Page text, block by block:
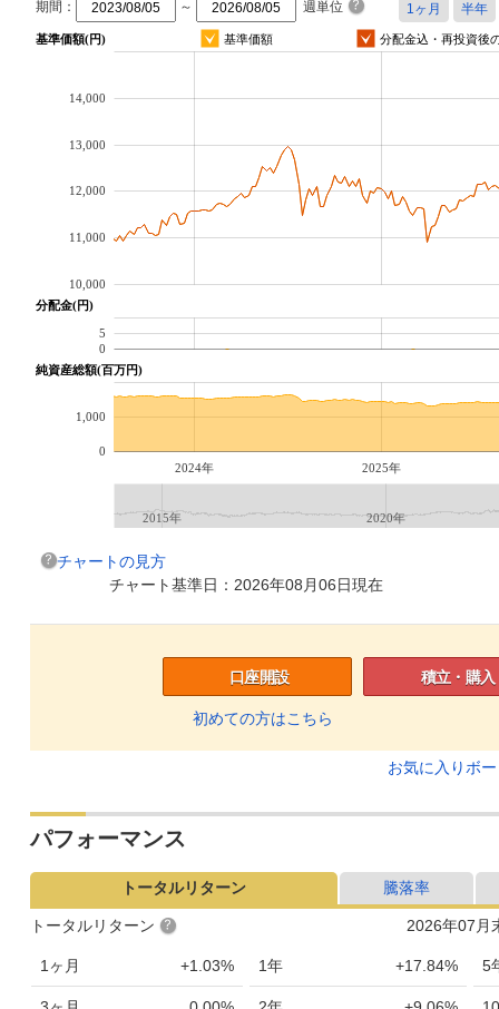
期間： ～ 週単位
基準価額(円) 基準価額 分配金込・再投資後
10,000
11,000
12,000
13,000
14,000
分配金(円)
0
5
純資産総額(百万円)
2024年 2025年
0
1,000
2015年 2020年
チャートの見方
チャート基準日：2026年08月06日現在
口座開設
初めての方はこちら
積立・購入
お気に入りボ
パフォーマンス
トータルリターン 騰落率
2026年07月
トータルリターン
1ヶ月 +1.03% 1年 +17.84% 5